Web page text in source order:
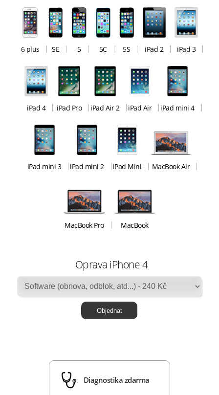
6 plus SE 5 5C 5S iPad 2 iPad 3
iPad 4 iPad Pro iPad Air 2 iPad Air iPad mini 4
iPad mini 3 iPad mini 2 iPad Mini MacBook Air
MacBook Pro MacBook
Oprava iPhone 4
Diagnostika zdarma